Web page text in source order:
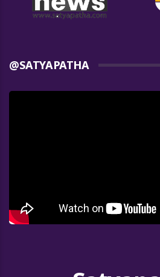
@SATYAPATHA